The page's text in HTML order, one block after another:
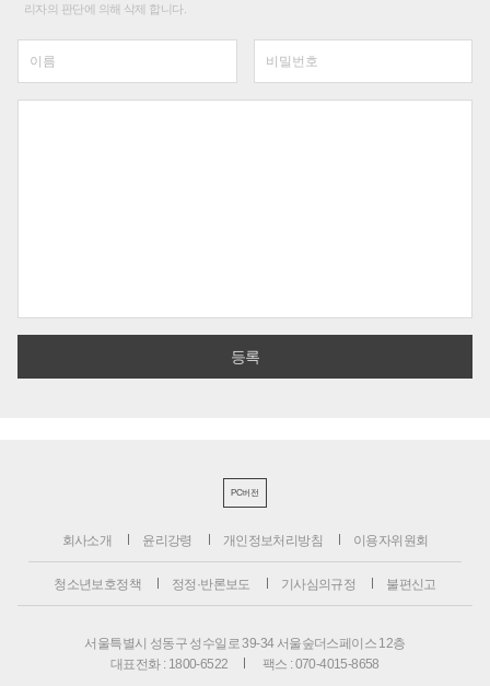
리자의 판단에 의해 삭제 합니다.
PC버전
회사소개 윤리강령 개인정보처리방침 이용자위원회
청소년보호정책 정정·반론보도 기사심의규정 불편신고
서울특별시 성동구 성수일로 39-34 서울숲더스페이스 12층
대표전화 : 1800-6522
팩스 : 070-4015-8658